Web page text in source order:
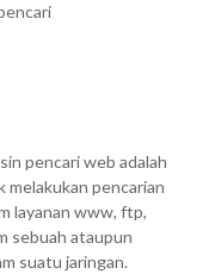
pencari web adalah
pencarian
layanan www, ftp,
sebuah ataupun
suatu jaringan.